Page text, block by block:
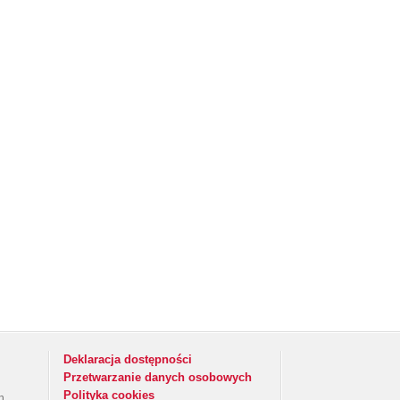
Deklaracja dostępności
Przetwarzanie danych osobowych
Polityka cookies